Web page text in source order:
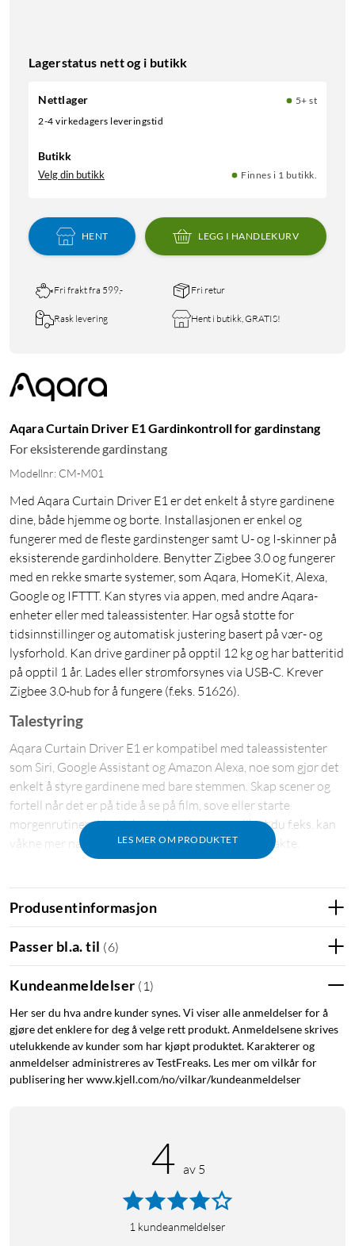
Lagerstatus nett og i butikk
Nettlager
5+ st
2-4 virkedagers leveringstid
Butikk
Velg din butikk Finnes i 1 butikk.
HENT LEGG I HANDLEKURV
Fri frakt fra 599,- Fri retur
Rask levering Hent i butikk, GRATIS!
Aqara Curtain Driver E1 Gardinkontroll for gardinstang
For eksisterende gardinstang
Modellnr: CM-M01
Med Aqara Curtain Driver E1 er det enkelt å styre gardinene
dine, både hjemme og borte. Installasjonen er enkel og
fungerer med de fleste gardinstenger samt U- og I-skinner på
eksisterende gardinholdere. Benytter Zigbee 3.0 og fungerer
med en rekke smarte systemer, som Aqara, HomeKit, Alexa,
Google og IFTTT. Kan styres via appen, med andre Aqara-
enheter eller med taleassistenter. Har også støtte for
tidsinnstillinger og automatisk justering basert på vær- og
lysforhold. Kan drive gardiner på opptil 12 kg og har batteritid
på opptil 1 år. Lades eller strømforsynes via USB-C. Krever
Zigbee 3.0-hub for å fungere (f.eks. 51626).
LES MER OM PRODUKTET
Talestyring
Aqara Curtain Driver E1 er kompatibel med taleassistenter
som Siri, Google Assistant og Amazon Alexa, noe som gjør det
enkelt å styre gardinene med bare stemmen. Skap scener og
fortell når det er på tide å se på film, sove eller starte
morgenrutinen. Hastigheten kan justeres, slik at du f.eks. kan
våkne mer naturlig med gardiner som åpner seg sakte.
Gruppering
To gardinkontroller kan grupperes når to gardiner åpnes og
synkronisere hastigheten slik at det ser mer elegant ut.
Gardinene kan også styres separat, hvis du ønsker å finjustere
lysstrømmen inn i hjemmet ditt.
medfølgende braketter. Ved bruk av kun gardinskinner
51986).
Produsentinformasjon
Passer bl.a. til (6)
Kundeanmeldelser ( 1 )
Her ser du hva andre kunder synes. Vi viser alle anmeldelser for å
gjøre det enklere for deg å velge rett produkt. Anmeldelsene skrives
utelukkende av kunder som har kjøpt produktet. Karakterer og
anmeldelser administreres av TestFreaks. Les mer om vilkår for
publisering her www.kjell.com/no/vilkar/kundeanmeldelser
4 av 5
1 kundeanmeldelser